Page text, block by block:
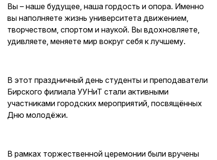
Вы – наше будущее, наша гордость и опора. Именно
вы наполняете жизнь университета движением,
творчеством, спортом и наукой. Вы вдохновляете,
удивляете, меняете мир вокруг себя к лучшему.
В этот праздничный день студенты и преподаватели
Бирского филиала УУНиТ стали активными
участниками городских мероприятий, посвящённых
Дню молодёжи.
В рамках торжественной церемонии были вручены